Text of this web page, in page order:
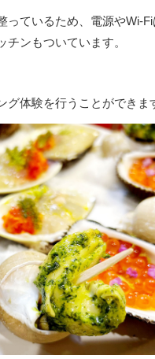
っているため、電源やWi-
ンもついています。
グ体験を行うことができま